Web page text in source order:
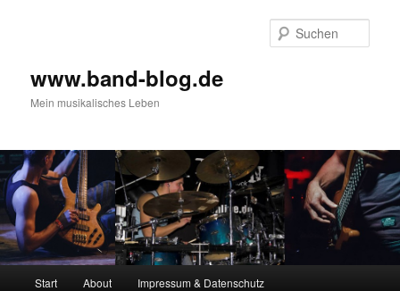
www.band-blog.de
Mein musikalisches Leben
Start About Impressum & Datenschutz